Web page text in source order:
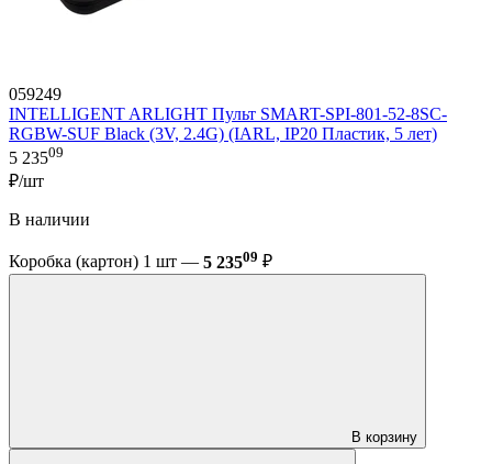
059249
INTELLIGENT ARLIGHT Пульт SMART-SPI-801-52-8SC-
RGBW-SUF Black (3V, 2.4G) (IARL, IP20 Пластик, 5 лет)
5 23509
₽/шт
В наличии
Коробка (картон) 1 шт — 5 23509 ₽
В корзину